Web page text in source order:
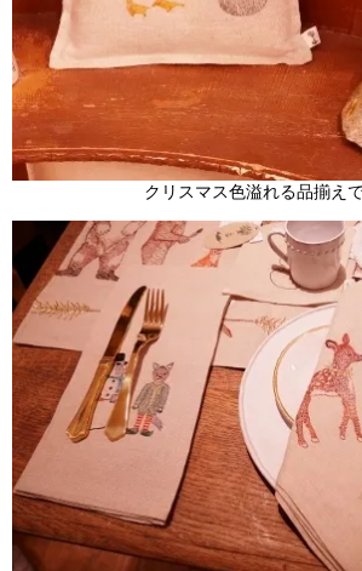
クリスマス色溢れる品揃えで